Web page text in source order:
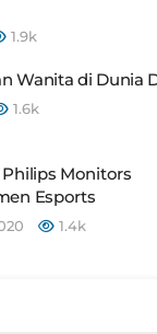
1.9k
Wanita di Dunia
1.6k
Monitors
Esports
1.4k